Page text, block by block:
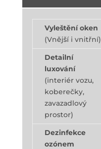
Vyleštění oken
(Vnější i vnitřní)
Detailní
luxování
(interiér vozu,
koberečky,
zavazadlový
prostor)
Dezinfekce
ozónem